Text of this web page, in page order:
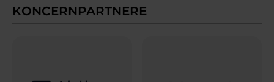
KONCERNPARTNERE